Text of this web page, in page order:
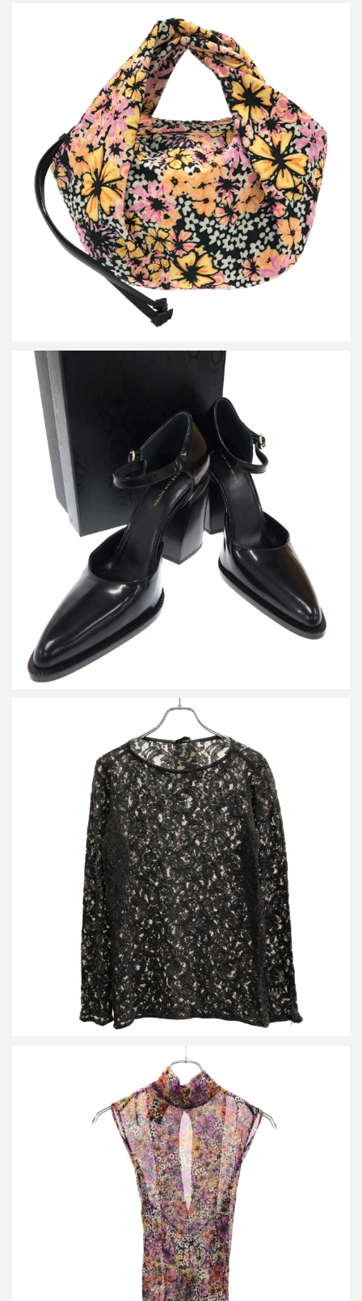
ドリスヴァンノッテン フラワー ハンドバッグ
買取金額15,000円
詳しく見る
ドリスヴァンノッテン チャッキーヒール ストラップシューズ
WW232 940 H95
買取金額19,000円
詳しく見る
ドリスヴァンノッテン 13SS フラワーレース ロングスリーブカッ
トソー
詳しく見る
ドリスヴァンノッテン 23SS CARMA 6106 W.W.TOP フラワー ノ
ースリーブトップス 231-010759-6106-976
買取金額12,000円
詳しく見る